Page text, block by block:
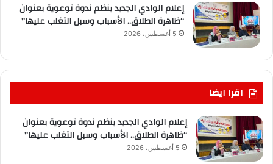
إعلام الوادي الجديد ينظم ندوة توعوية بعنوان
“ظاهرة الطلاق.. الأسباب وسبل التغلب عليها”
5 أغسطس، 2026
اقرا ايضا
إعلام الوادي الجديد ينظم ندوة توعوية بعنوان
“ظاهرة الطلاق.. الأسباب وسبل التغلب عليها”
5 أغسطس، 2026